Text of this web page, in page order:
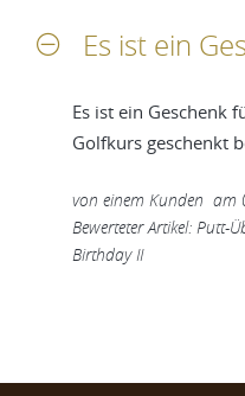
Es ist ein Geschenk
Golfkurs geschenkt
von einem Kunden am
Bewerteter Artikel:
Birthday II